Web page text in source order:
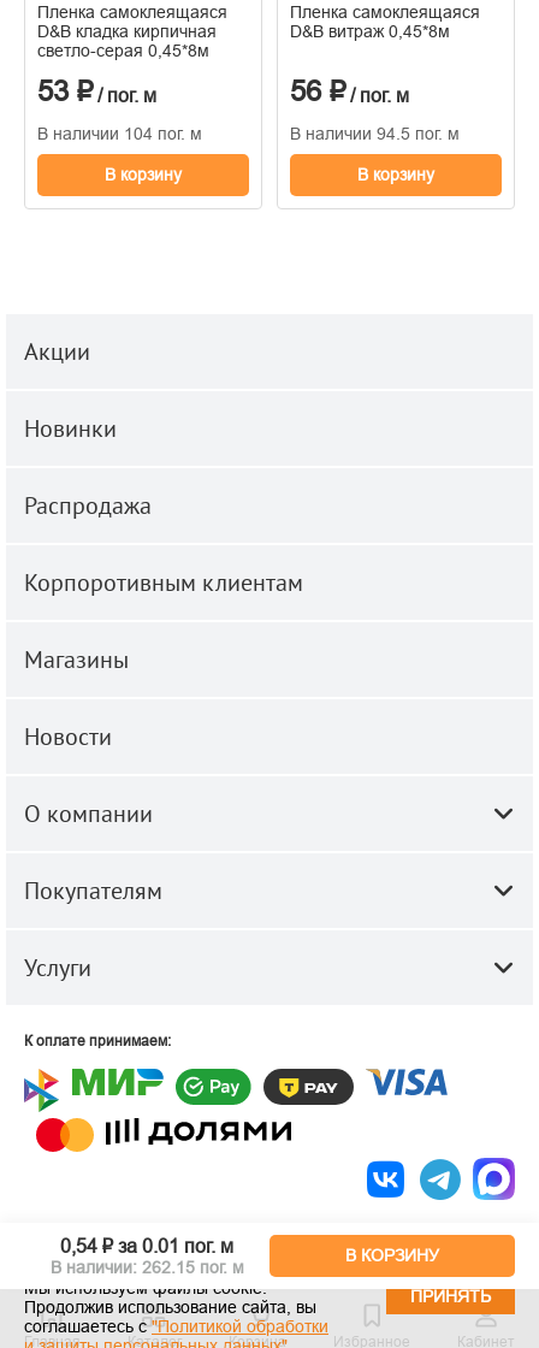
Главная Каталог Корзина Избранное Кабинет
0,54 ₽за 0.01 пог. м
В наличии: 262.15 пог. м
В КОРЗИНУ
Пленка самоклеящаяся
D&B кладка кирпичная
светло-серая 0,45*8м
53 ₽/ пог. м
В наличии 104 пог. м
В корзину
Пленка самоклеящаяся
D&B витраж 0,45*8м
56 ₽/ пог. м
В наличии 94.5 пог. м
В корзину
Акции
Новинки
Распродажа
Корпоротивным клиентам
Магазины
Новости
О компании
Покупателям
Услуги
К оплате принимаем:
Строительные и отделочные
материалы оптом и в розницу.
Мы используем файлы cookie.
Продолжив использование сайта, вы
соглашаетесь с"Политикой обработки
ПРИНЯТЬ